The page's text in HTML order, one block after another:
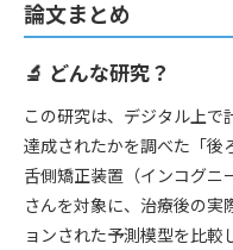
論文まとめ
🔬 どんな研究？
この研究は、デジタル上で
達成されたかを調べた「後
舌側矯正装置（インコグニ
さんを対象に、治療後の実
ョンされた予測模型を比